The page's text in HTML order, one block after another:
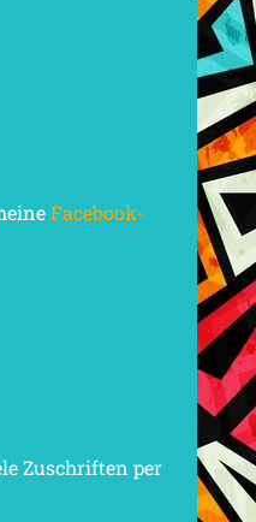
Facebook-
Zuschriften per